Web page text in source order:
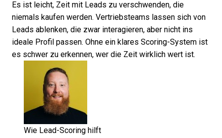
Es ist leicht, Zeit mit Leads zu verschwenden, die
niemals kaufen werden. Vertriebsteams lassen sich von
Leads ablenken, die zwar interagieren, aber nicht ins
ideale Profil passen. Ohne ein klares Scoring-System ist
es schwer zu erkennen, wer die Zeit wirklich wert ist.
Wie Lead-Scoring hilft